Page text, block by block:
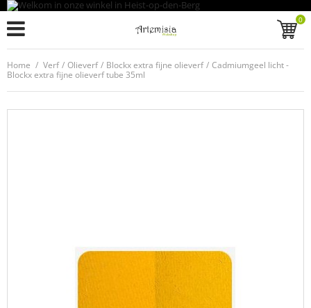
0
Home / Verf / Olieverf / Blockx extra fijne olieverf / Cadmiumgeel licht -
Blockx extra fijne olieverf tube 35ml